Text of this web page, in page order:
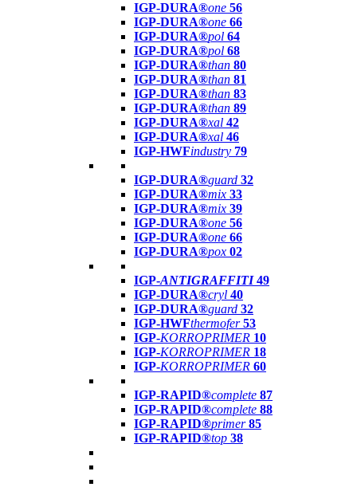
IGP-DURA®one 56
IGP-DURA®one 66
IGP-DURA®pol 64
IGP-DURA®pol 68
IGP-DURA®than 80
IGP-DURA®than 81
IGP-DURA®than 83
IGP-DURA®than 89
IGP-DURA®xal 42
IGP-DURA®xal 46
IGP-HWFindustry 79
IGP-DURA®guard 32
IGP-DURA®mix 33
IGP-DURA®mix 39
IGP-DURA®one 56
IGP-DURA®one 66
IGP-DURA®pox 02
IGP-ANTIGRAFFITI49
IGP-DURA®cryl 40
IGP-DURA®guard 32
IGP-HWFthermofer 53
IGP-KORROPRIMER 10
IGP-KORROPRIMER 18
IGP-KORROPRIMER 60
IGP-RAPID®complete 87
IGP-RAPID®complete 88
IGP-RAPID®primer 85
IGP-RAPID®top 38